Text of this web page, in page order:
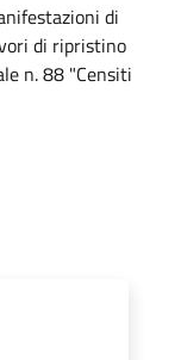
di
di ripristino
n. 88 "Censiti